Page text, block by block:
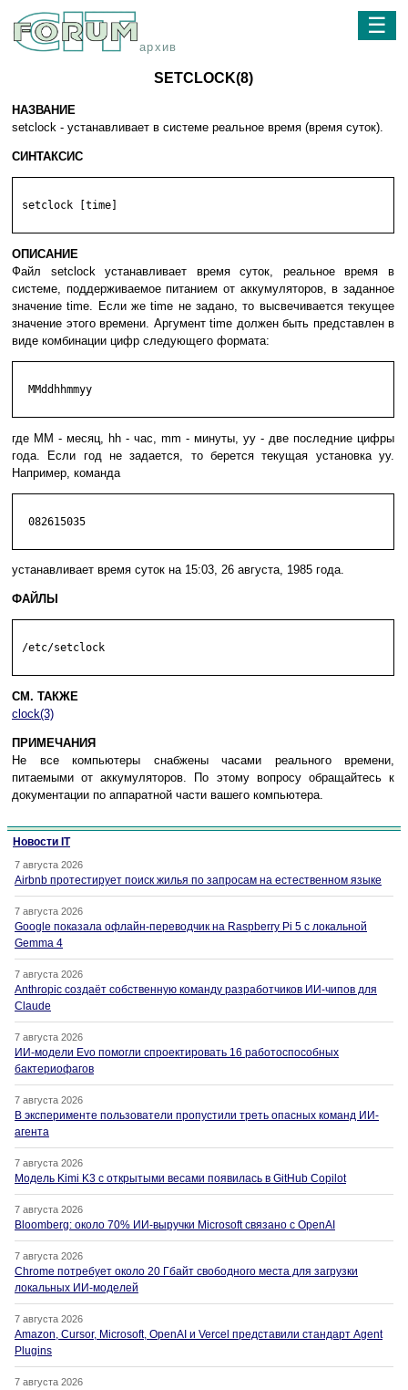
архив
☰
SETCLOCK(8)
НАЗВАНИЕ
setclock - устанавливает в системе реальное время (время суток).
СИНТАКСИС
setclock [time]
ОПИСАНИЕ
Файл setclock устанавливает время суток, реальное время в
системе, поддерживаемое питанием от аккумуляторов, в заданное
значение time. Если же time не задано, то высвечивается текущее
значение этого времени. Аргумент time должен быть представлен в
виде комбинации цифр следующего формата:
  MMddhhmmyy
где MM - месяц, hh - час, mm - минуты, yy - две последние цифры
года. Если год не задается, то берется текущая установка yy.
Например, команда
  082615035
устанавливает время суток на 15:03, 26 августа, 1985 года.
ФАЙЛЫ
/etc/setclock
СМ. ТАКЖЕ
clock(3)
ПРИМЕЧАНИЯ
Не все компьютеры снабжены часами реального времени,
питаемыми от аккумуляторов. По этому вопросу обращайтесь к
документации по аппаратной части вашего компьютера.
Новости IT
7 августа 2026
Airbnb протестирует поиск жилья по запросам на естественном языке
7 августа 2026
Google показала офлайн-переводчик на Raspberry Pi 5 с локальной
Gemma 4
7 августа 2026
Anthropic создаёт собственную команду разработчиков ИИ-чипов для
Claude
7 августа 2026
ИИ-модели Evo помогли спроектировать 16 работоспособных
бактериофагов
7 августа 2026
В эксперименте пользователи пропустили треть опасных команд ИИ-
агента
7 августа 2026
Модель Kimi K3 с открытыми весами появилась в GitHub Copilot
7 августа 2026
Bloomberg: около 70% ИИ-выручки Microsoft связано с OpenAI
7 августа 2026
Chrome потребует около 20 Гбайт свободного места для загрузки
локальных ИИ-моделей
7 августа 2026
Amazon, Cursor, Microsoft, OpenAI и Vercel представили стандарт Agent
Plugins
7 августа 2026